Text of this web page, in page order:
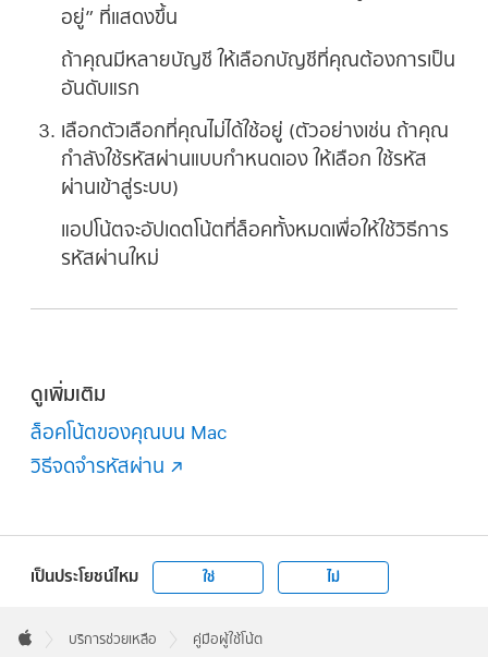
อยู่” ที่แสดงขึ้น
ถ้าคุณมีหลายบัญชี ให้เลือกบัญชีที่คุณต้องการเป็น
อันดับแรก
เลือกตัวเลือกที่คุณไม่ได้ใช้อยู่ (ตัวอย่างเช่น ถ้าคุณ
กำลังใช้รหัสผ่านแบบกำหนดเอง ให้เลือก ใช้รหัส
ผ่านเข้าสู่ระบบ)
แอปโน้ตจะอัปเดตโน้ตที่ล็อคทั้งหมดเพื่อให้ใช้วิธีการ
รหัสผ่านใหม่
ดูเพิ่มเติม
ล็อคโน้ตของคุณบน Mac
วิธีจดจำรหัสผ่าน
เป็นประโยชน์ไหม ใช่ ไม่
Footer

บริการช่วยเหลือ คู่มือผู้ใช้โน้ต